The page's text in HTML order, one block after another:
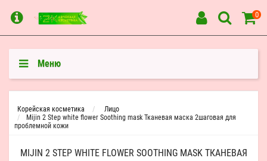
0
Меню
Корейская косметика
Лицо
Mijin 2 Step white flower Soothing mask Тканевая маска 2шаговая для
проблемной кожи
MIJIN 2 STEP WHITE FLOWER SOOTHING MASK ТКАНЕВАЯ